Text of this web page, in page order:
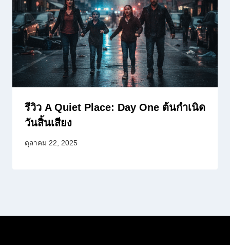
รีวิว A Quiet Place: Day One ต้นกำเนิด
วันสิ้นเสียง
ตุลาคม 22, 2025